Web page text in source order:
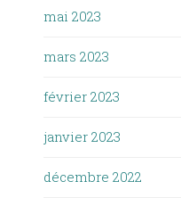
mai 2023
mars 2023
février 2023
janvier 2023
décembre 2022